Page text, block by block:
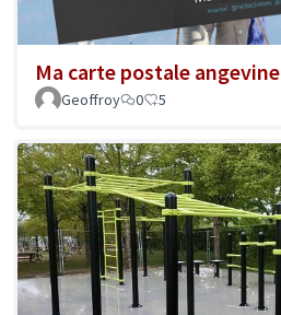
Ma carte postale angevine
Geoffroy
0 5